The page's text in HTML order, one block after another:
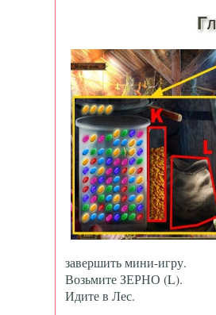
завершить мини-игру.
Возьмите ЗЕРНО (L).
Идите в Лес.